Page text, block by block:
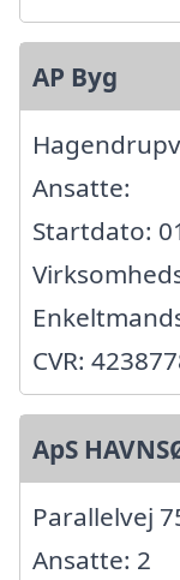
AP Byg
Ansatte:
Startdato:
CVR:
ApS
Parallelvej
Ansatte: 2